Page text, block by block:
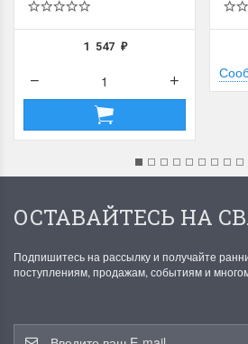
1 547 ₽
ОСТАВАЙТЕСЬ НА
Подпишитесь на рассылку и получайте
поступлениям, продажам, событиям и